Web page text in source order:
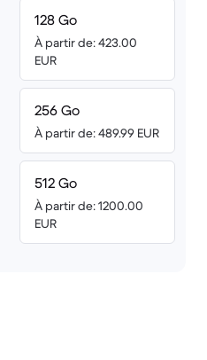
128 Go
À partir de: 423.00
EUR
256 Go
À partir de: 489.99 EUR
512 Go
À partir de: 1200.00
EUR